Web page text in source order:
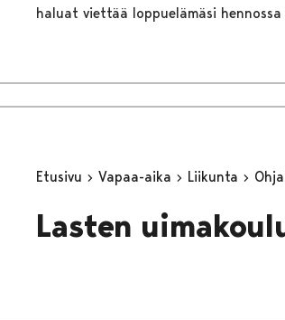
haluat viettää loppuelämäsi hennossa
Etusivu Vapaa-aika Liikunta
Lasten